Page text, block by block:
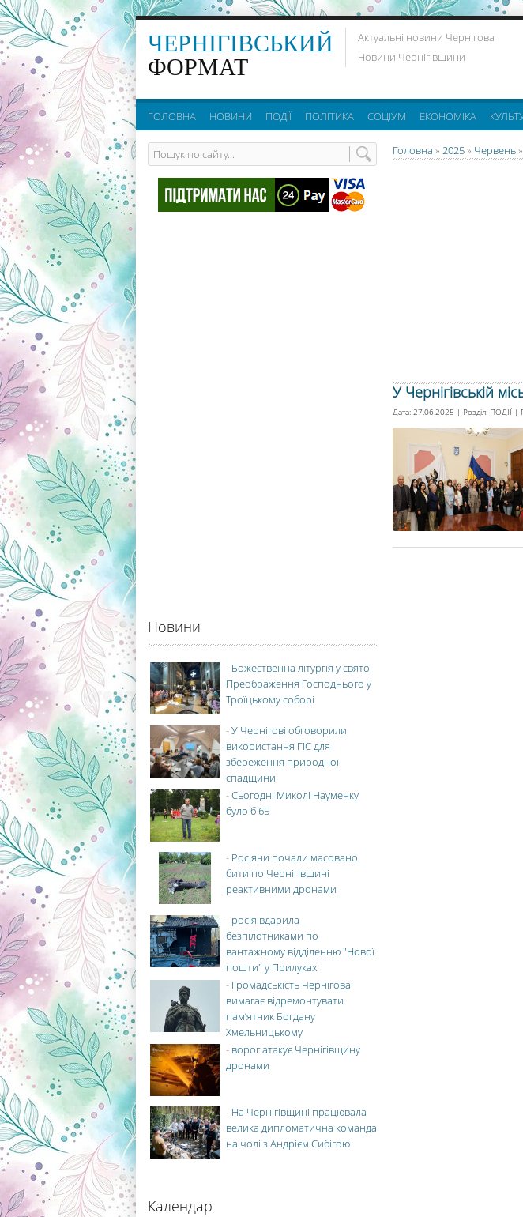
ЧЕРНІГІВСЬКИЙ
ФОРМАТ
Актуальні новини Чернігова
Новини Чернігівщини
ГОЛОВНА НОВИНИ ПОДІЇ ПОЛІТИКА СОЦІУМ ЕКОНОМІКА
Головна » 2025» Червень»
У Чернігівській
Дата: 27.06.2025 | Розділ: ПОДІЇ |
Новини
- Божественна літургія у свято
Преображення Господнього у
Троїцькому соборі
-У Чернігові обговорили
використання ГІС для
збереження природної
спадщини
-Сьогодні Миколі Науменку
було б 65
- Росіяни почали масовано
бити по Чернігівщині
реактивними дронами
- росія вдарила
безпілотниками по
вантажному відділенню "Нової
пошти" у Прилуках
- Громадськість Чернігова
вимагає відремонтувати
пам’ятник Богдану
Хмельницькому
- ворог атакує Чернігівщину
дронами
- На Чернігівщині працювала
велика дипломатична команда
на чолі з Андрієм Сибігою
Календар